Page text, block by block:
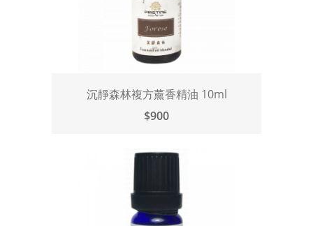
沉靜森林複方薰香精油 10ml
$900